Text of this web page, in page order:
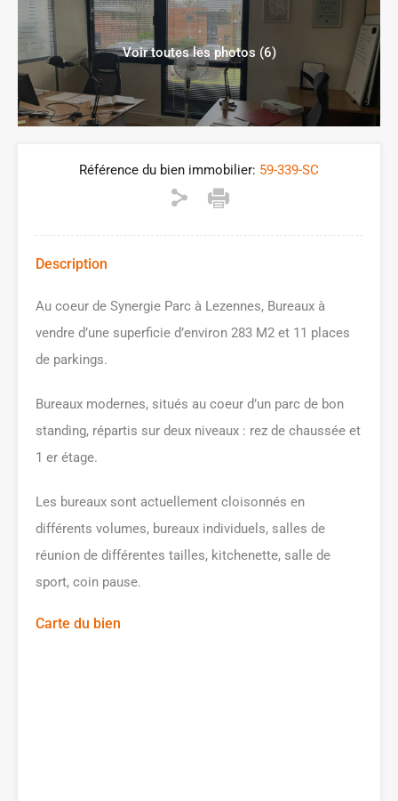
Voir toutes les photos (6)
Référence du bien immobilier: 59-339-SC
Description
Au coeur de Synergie Parc à Lezennes, Bureaux à
vendre d’une superficie d’environ 283 M2 et 11 places
de parkings.
Bureaux modernes, situés au coeur d’un parc de bon
standing, répartis sur deux niveaux : rez de chaussée et
1 er étage.
Les bureaux sont actuellement cloisonnés en
différents volumes, bureaux individuels, salles de
réunion de différentes tailles, kitchenette, salle de
sport, coin pause.
Carte du bien